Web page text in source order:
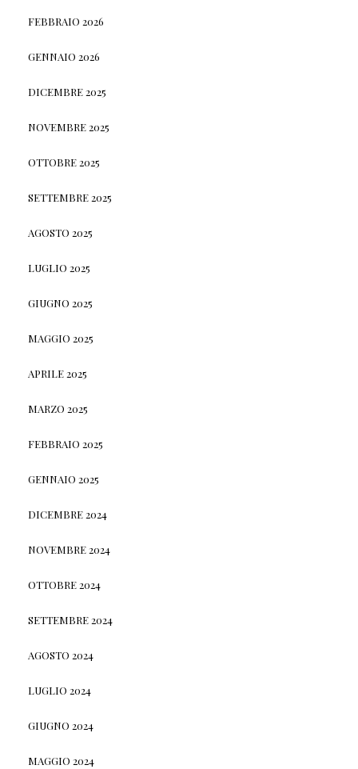
FEBBRAIO 2026
GENNAIO 2026
DICEMBRE 2025
NOVEMBRE 2025
OTTOBRE 2025
SETTEMBRE 2025
AGOSTO 2025
LUGLIO 2025
GIUGNO 2025
MAGGIO 2025
APRILE 2025
MARZO 2025
FEBBRAIO 2025
GENNAIO 2025
DICEMBRE 2024
NOVEMBRE 2024
OTTOBRE 2024
SETTEMBRE 2024
AGOSTO 2024
LUGLIO 2024
GIUGNO 2024
MAGGIO 2024